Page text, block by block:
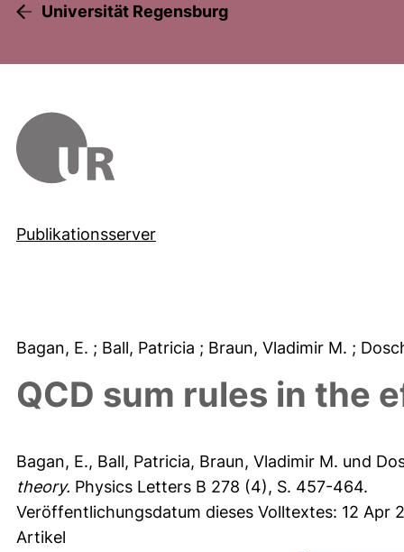
Universität Regensburg
Publikationsserver
Bagan, E. ; Ball, Patricia ; Braun, Vladimir M. ;
QCD sum rules in the
Bagan, E., Ball, Patricia, Braun, Vladimir M. und
theory. Physics Letters B 278 (4), S. 457-464.
Veröffentlichungsdatum dieses Volltextes: 12 Apr
Artikel